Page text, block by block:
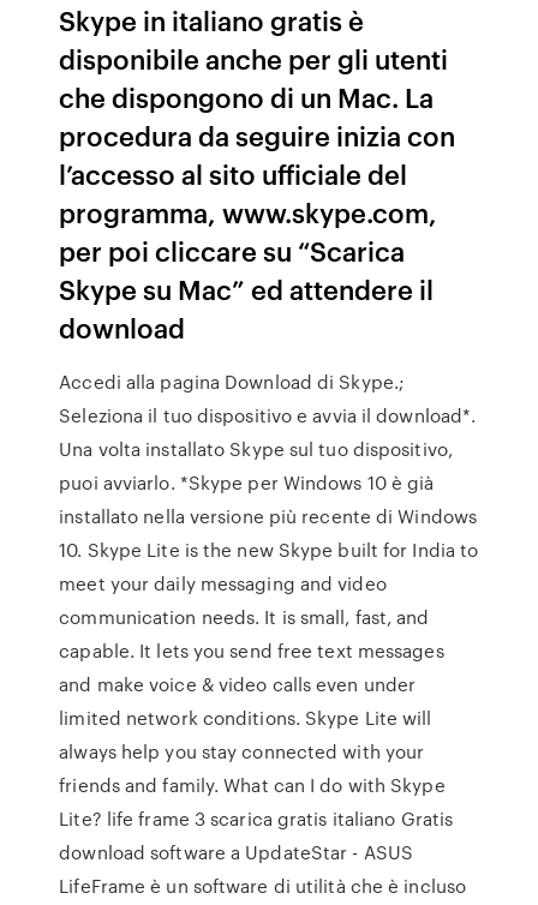
Skype in italiano gratis è
disponibile anche per gli utenti
che dispongono di un Mac. La
procedura da seguire inizia con
l’accesso al sito ufficiale del
programma, www.skype.com,
per poi cliccare su “Scarica
Skype su Mac” ed attendere il
download
Accedi alla pagina Download di Skype.;
Seleziona il tuo dispositivo e avvia il download*.
Una volta installato Skype sul tuo dispositivo,
puoi avviarlo. *Skype per Windows 10 è già
installato nella versione più recente di Windows
10. Skype Lite is the new Skype built for India to
meet your daily messaging and video
communication needs. It is small, fast, and
capable. It lets you send free text messages
and make voice & video calls even under
limited network conditions. Skype Lite will
always help you stay connected with your
friends and family. What can I do with Skype
Lite? life frame 3 scarica gratis italiano Gratis
download software a UpdateStar - ASUS
LifeFrame è un software di utilità che è incluso